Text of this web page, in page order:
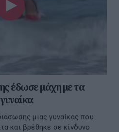
έδωσε μάχη με τα
μιας γυναίκας που
και βρέθηκε σε κίνδυνο